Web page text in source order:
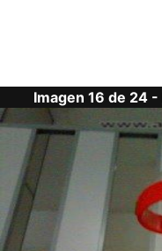
Imagen 16 de 24 -